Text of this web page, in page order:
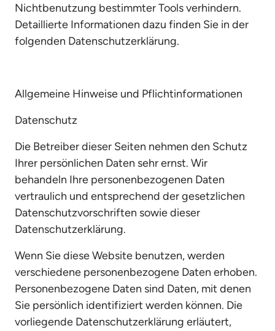
Nichtbenutzung bestimmter Tools verhindern.
Detaillierte Informationen dazu finden Sie in der
folgenden Datenschutzerklärung.
Allgemeine Hinweise und Pflichtinformationen
Datenschutz
Die Betreiber dieser Seiten nehmen den Schutz
Ihrer persönlichen Daten sehr ernst. Wir
behandeln Ihre personenbezogenen Daten
vertraulich und entsprechend der gesetzlichen
Datenschutzvorschriften sowie dieser
Datenschutzerklärung.
Wenn Sie diese Website benutzen, werden
verschiedene personenbezogene Daten erhoben.
Personenbezogene Daten sind Daten, mit denen
Sie persönlich identifiziert werden können. Die
vorliegende Datenschutzerklärung erläutert,